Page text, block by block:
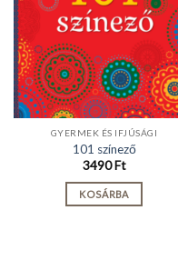
GYERMEK ÉS IFJÚSÁGI
101 színező
3490Ft
KOSÁRBA